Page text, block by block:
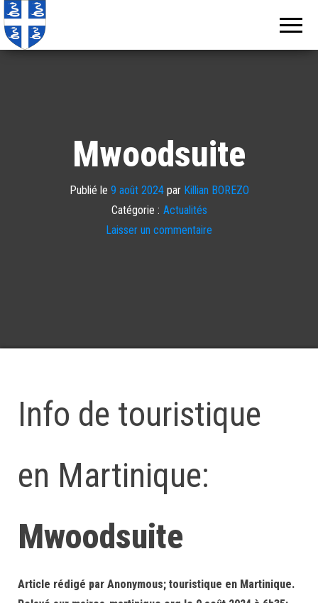
Mwoodsuite
Publié le 9 août 2024par Killian BOREZO
Catégorie : Actualités
Laisser un commentaire
Info de touristique
en Martinique:
Mwoodsuite
Article rédigé par Anonymous; touristique en Martinique.